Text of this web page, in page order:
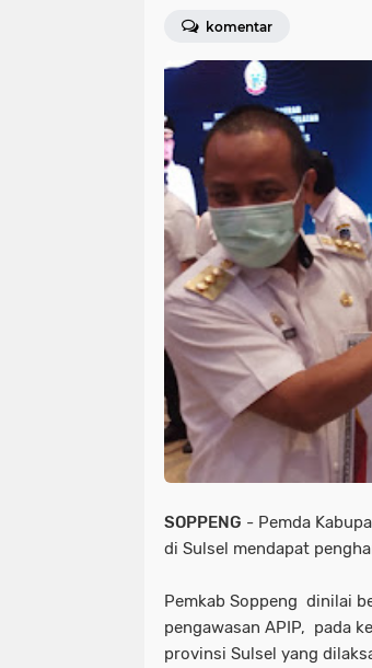
komentar
SOPPENG - Pemda
di Sulsel mendapat
Pemkab Soppeng dinilai
pengawasan APIP, pada
provinsi Sulsel yang